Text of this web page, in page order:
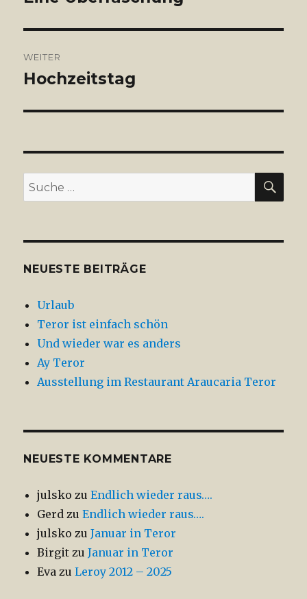
WEITER
Nächster
Hochzeitstag
Suche
nach:
NEUESTE BEITRÄGE
Urlaub
Teror ist einfach schön
Und wieder war es anders
Ay Teror
Ausstellung im Restaurant Araucaria Teror
NEUESTE KOMMENTARE
julsko zuEndlich wieder raus….
Gerd zuEndlich wieder raus….
julsko zuJanuar in Teror
Birgit zuJanuar in Teror
Eva zuLeroy 2012 – 2025